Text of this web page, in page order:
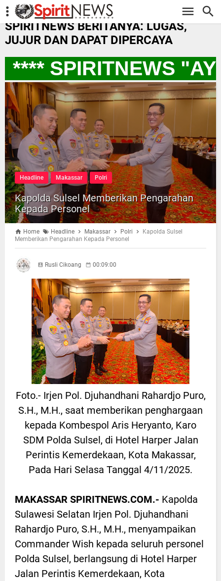
-->
SPIRITNEWS BERITANYA: LUGAS,
JUJUR DAN DAPAT DIPERCAYA
SPIRITNEWS "AYO
Headline Makassar Polri
Kapolda Sulsel Memberikan Pengarahan
Kepada Personel
Home Headline Makassar Polri
Kapolda Sulsel
Memberikan Pengarahan Kepada Personel
Rusli Cikoang 00:09:00
Foto.- Irjen Pol. Djuhandhani Rahardjo Puro,
S.H., M.H., saat memberikan penghargaan
kepada Kombespol Aris Heryanto, Karo
SDM Polda Sulsel, di Hotel Harper Jalan
Perintis Kemerdekaan, Kota Makassar,
Pada Hari Selasa Tanggal 4/11/2025.
MAKASSAR SPIRITNEWS.COM.- Kapolda
Sulawesi Selatan Irjen Pol. Djuhandhani
Rahardjo Puro, S.H., M.H., menyampaikan
Commander Wish kepada seluruh personel
Polda Sulsel, berlangsung di Hotel Harper
Jalan Perintis Kemerdekaan, Kota